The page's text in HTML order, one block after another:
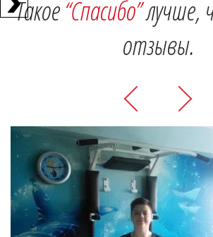
Такое“Спасибо”лучше,
отзывы.